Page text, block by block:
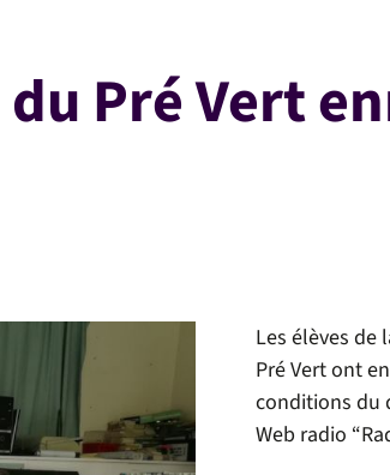
VIE ÉCONOMIQUE
du Pré Vert
Les élèves de
Pré Vert ont
conditions du
Web radio